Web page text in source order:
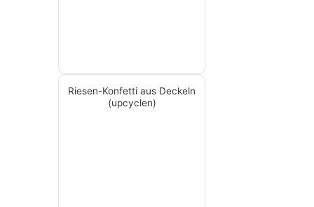
Riesen-Konfetti aus Deckeln
(upcyclen)